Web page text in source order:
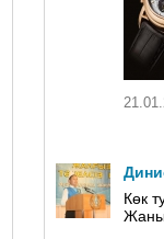
Орда - Килы
Мне
Көк